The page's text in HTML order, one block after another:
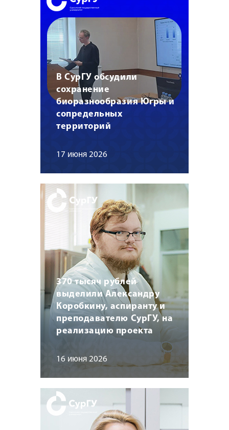
В СурГУ обсудили
сохранение
биоразнообразия Югры и
сопредельных
территорий
17 июня 2026
370 тысяч рублей
выделили Александру
Коробкину, аспиранту и
преподавателю СурГУ, на
реализацию проекта
16 июня 2026